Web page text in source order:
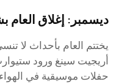
ديسمبر: إغلاق
يختتم العام بأحداث لا
أريجيت سينغ ورود
حفلات موسيقية في